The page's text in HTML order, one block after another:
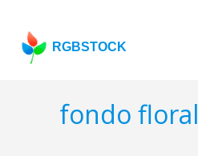
RGBSTOCK
fondo floral